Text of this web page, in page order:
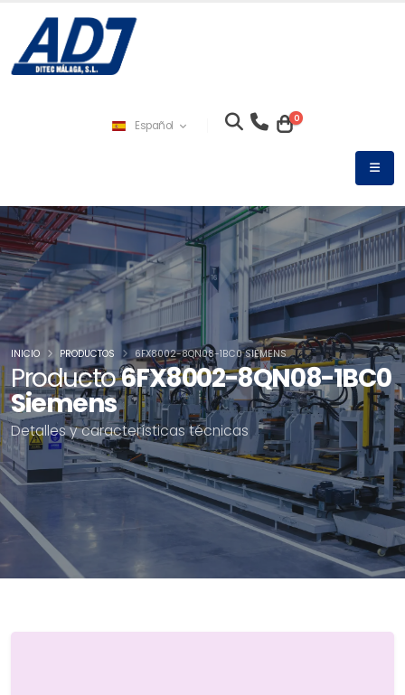
Español 0
Producto6FX8002-8QN08-1BC0
Siemens
Detalles y características técnicas
INICIO PRODUCTOS 6FX8002-8QN08-1BC0 SIEMENS